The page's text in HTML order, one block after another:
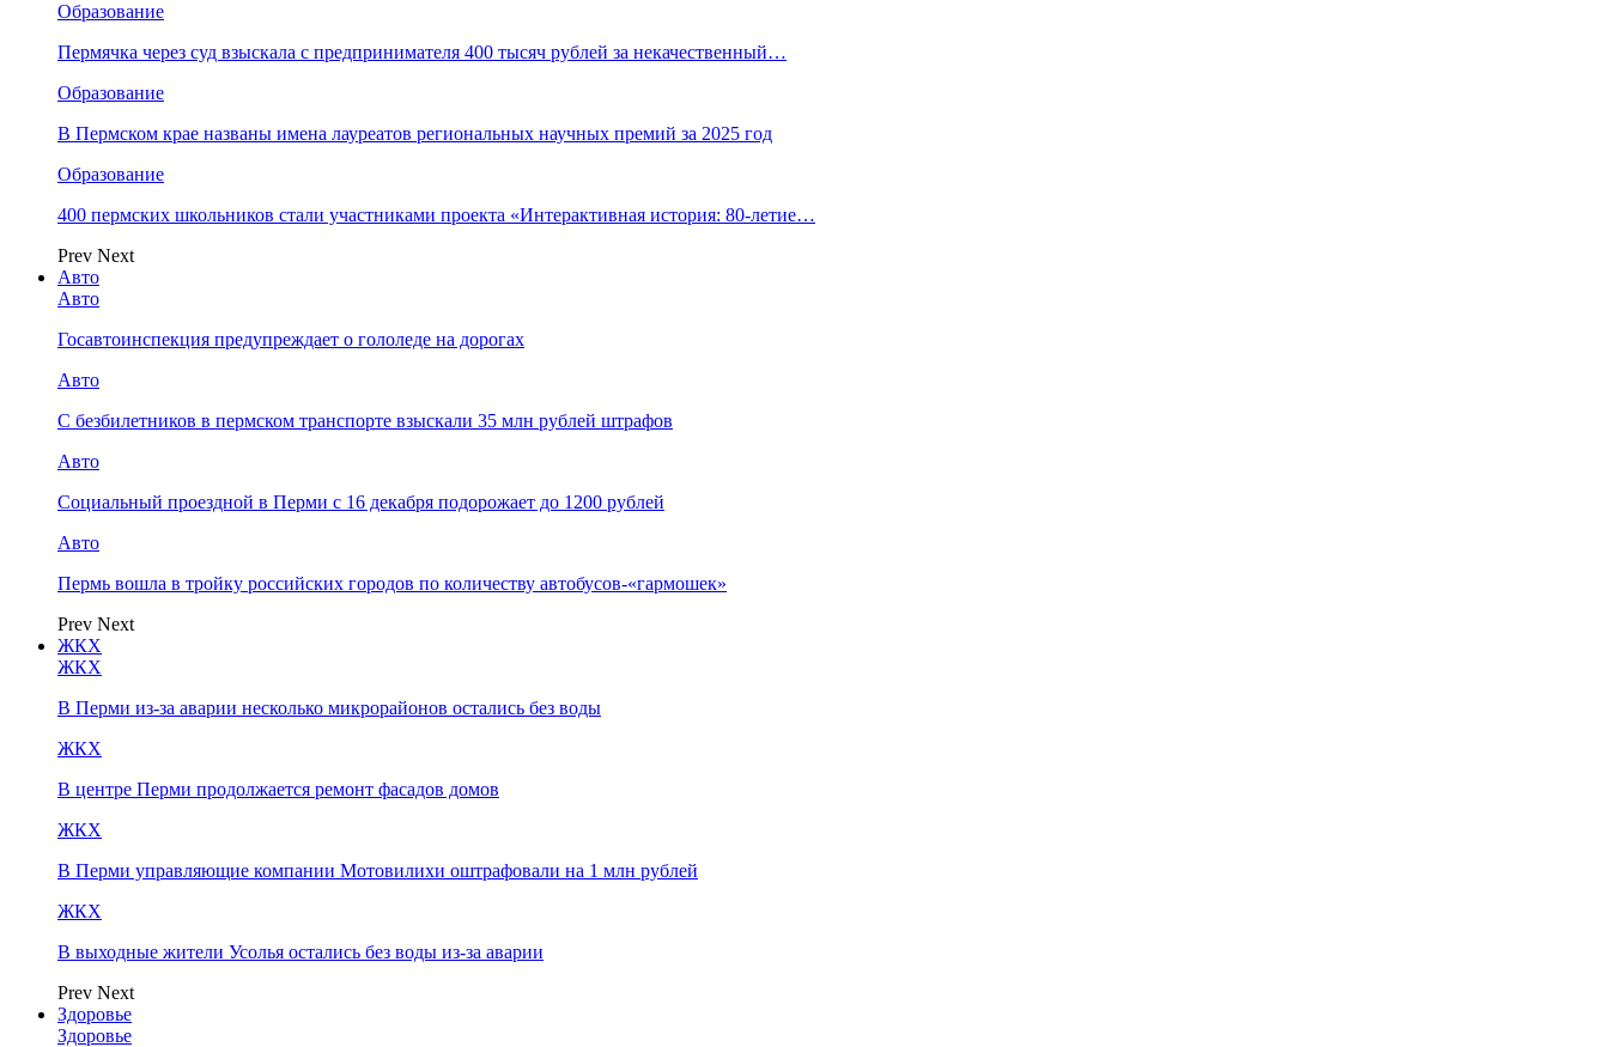
Образование
Пермячка через суд взыскала с предпринимателя 400 тысяч рублей за некачественный…
Образование
В Пермском крае названы имена лауреатов региональных научных премий за 2025 год
Образование
400 пермских школьников стали участниками проекта «Интерактивная история: 80-летие…
Prev Next
Авто
Авто
Госавтоинспекция предупреждает о гололеде на дорогах
Авто
С безбилетников в пермском транспорте взыскали 35 млн рублей штрафов
Авто
Социальный проездной в Перми с 16 декабря подорожает до 1200 рублей
Авто
Пермь вошла в тройку российских городов по количеству автобусов-«гармошек»
Prev Next
ЖКХ
ЖКХ
В Перми из-за аварии несколько микрорайонов остались без воды
ЖКХ
В центре Перми продолжается ремонт фасадов домов
ЖКХ
В Перми управляющие компании Мотовилихи оштрафовали на 1 млн рублей
ЖКХ
В выходные жители Усолья остались без воды из-за аварии
Prev Next
Здоровье
Здоровье